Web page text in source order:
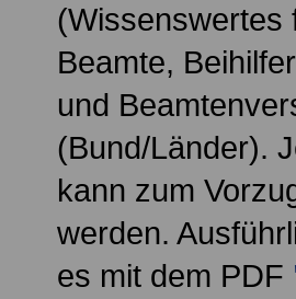
(Wissenswertes
Beamte,
und
(Bund/Länder).
kann zum
werden.
es mit dem PDF